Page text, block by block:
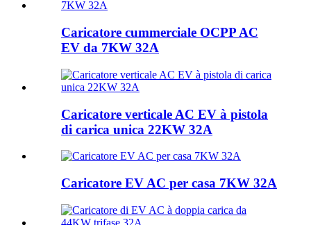
Caricatore cummerciale OCPP AC
EV da 7KW 32A
Caricatore verticale AC EV à pistola
di carica unica 22KW 32A
Caricatore EV AC per casa 7KW 32A